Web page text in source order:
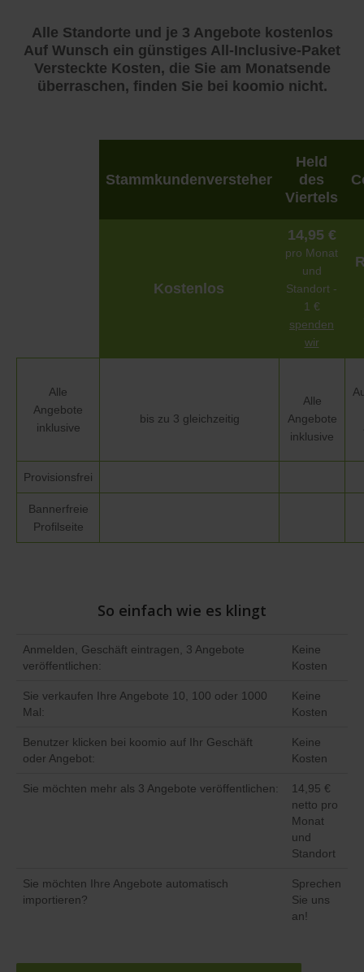
Alle Standorte und je 3 Angebote kostenlos
Auf Wunsch ein günstiges All-Inclusive-Paket
Versteckte Kosten, die Sie am Monatsende
überraschen, finden Sie bei koomio nicht.
Stammkundenversteher
Held
des
Viertels
Kostenlos
14,95 €
pro Monat
und
Standort -
1 €
spenden
wir
Alle
Angebote
inklusive
bis zu 3 gleichzeitig
Alle
Angebote
inklusive
Provisionsfrei
Bannerfreie
Profilseite
So einfach wie es klingt
Anmelden, Geschäft eintragen, 3 Angebote
veröffentlichen:
Keine
Kosten
Sie verkaufen Ihre Angebote 10, 100 oder 1000
Mal:
Keine
Kosten
Benutzer klicken bei koomio auf Ihr Geschäft
oder Angebot:
Keine
Kosten
Sie möchten mehr als 3 Angebote veröffentlichen:
14,95 €
netto pro
Monat
und
Standort
Sie möchten Ihre Angebote automatisch
importieren?
Sprechen
Sie uns
an!